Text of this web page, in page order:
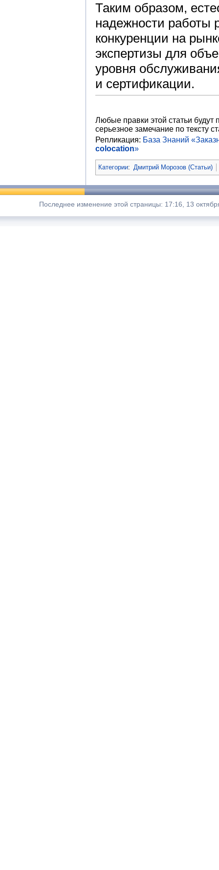
Таким образом,
надежности работы
конкуренции на
экспертизы для
уровня
и сертификации.
Любые правки этой статьи
серьезное замечание по тексту
Репликация: База Знаний
colocation»
Категории: Дмитрий Морозов (Статьи)
Последнее изменение этой страницы: 17:16, 13